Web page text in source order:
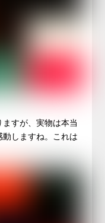
すが、実物は本当
しますね。これは